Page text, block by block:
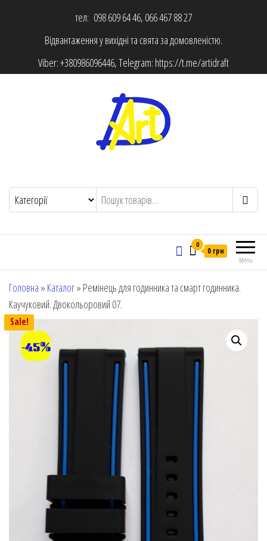
тел: 098 609 64 46, 066 467 88 27
Відвантаження у вихідні та свята за домовленістю.
Viber:+380986096446, Telegram: https://t.me/artidraft
Menu
0
0 грн
Головна » Каталог» Ремінець для годинника та смарт годинника.
Каучуковий. Двокольоровий 07.
Sale!
-45%